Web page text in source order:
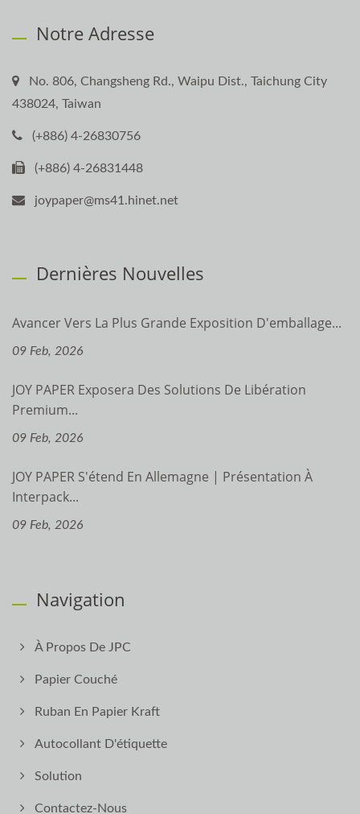
Notre Adresse
No. 806, Changsheng Rd., Waipu Dist., Taichung City
438024, Taiwan
(+886) 4-26830756
(+886) 4-26831448
joypaper@ms41.hinet.net
Dernières Nouvelles
Avancer Vers La Plus Grande Exposition D'emballage...
09 Feb, 2026
JOY PAPER Exposera Des Solutions De Libération
Premium...
09 Feb, 2026
JOY PAPER S'étend En Allemagne | Présentation À
Interpack...
09 Feb, 2026
Navigation
À Propos De JPC
Papier Couché
Ruban En Papier Kraft
Autocollant D'étiquette
Solution
Contactez-Nous